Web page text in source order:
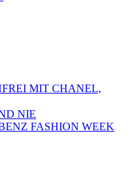
MIT CHANEL,
NIE
FASHION WEEK